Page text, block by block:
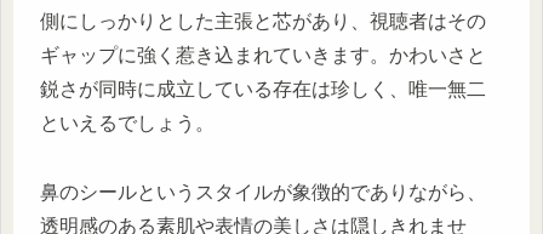
側にしっかりとした主張と芯があり、視聴者はその
ギャップに強く惹き込まれていきます。かわいさと
鋭さが同時に成立している存在は珍しく、唯一無二
といえるでしょう。
鼻のシールというスタイルが象徴的でありながら、
透明感のある素肌や表情の美しさは隠しきれませ